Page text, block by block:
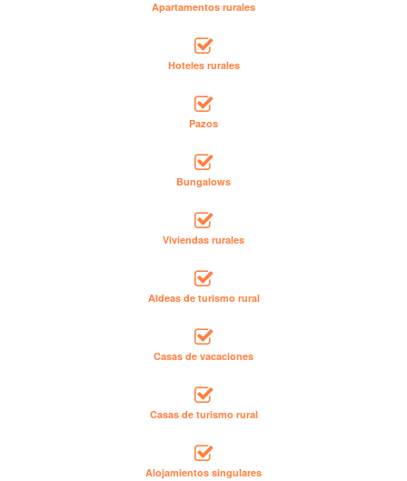
Apartamentos rurales
Hoteles rurales
Pazos
Bungalows
Viviendas rurales
Aldeas de turismo rural
Casas de vacaciones
Casas de turismo rural
Alojamientos singulares